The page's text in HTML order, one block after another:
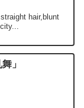
hair,blunt
」